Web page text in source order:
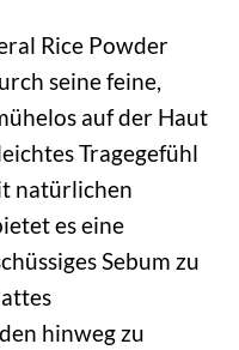
Rice Powder
seine feine,
auf der Haut
Tragegefühl
natürlichen
es eine
Sebum zu
hinweg zu